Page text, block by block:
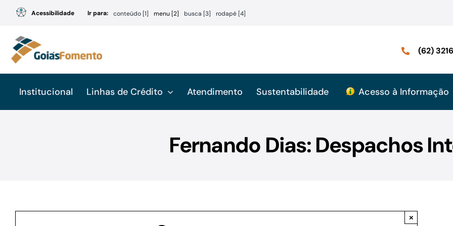
conteúdo
Acessibilidade Ir para: conteúdo [1] menu [2] busca [3] rodapé [4]
(62)
Institucional Linhas de Crédito Atendimento Sustentabilidade Acesso à Informação
Fernando Dias: Despachos
×